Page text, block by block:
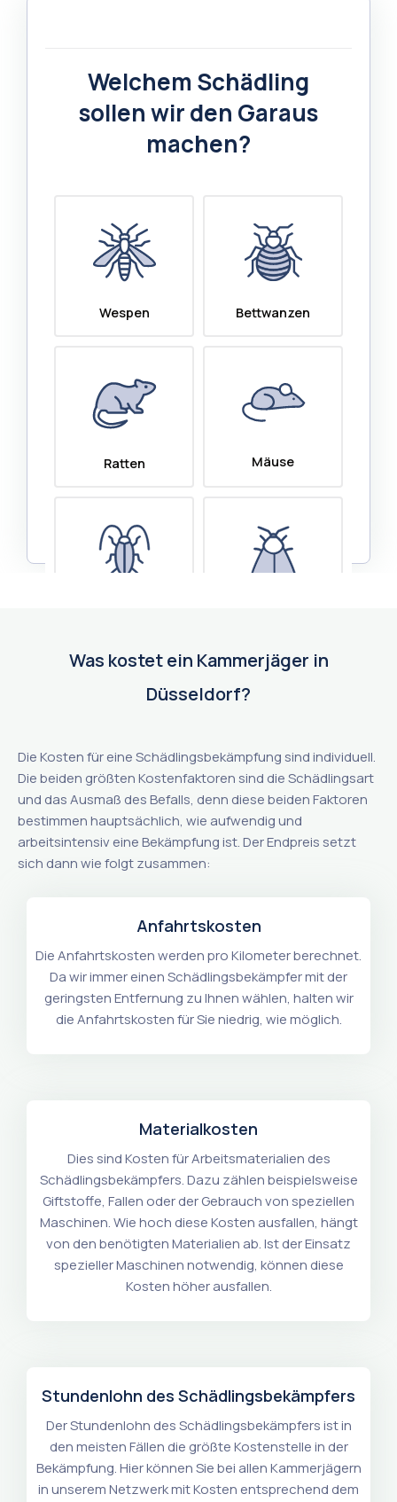
Was kostet ein Kammerjäger in
Düsseldorf?
Die Kosten für eine Schädlingsbekämpfung sind individuell.
Die beiden größten Kostenfaktoren sind die Schädlingsart
und das Ausmaß des Befalls, denn diese beiden Faktoren
bestimmen hauptsächlich, wie aufwendig und
arbeitsintensiv eine Bekämpfung ist. Der Endpreis setzt
sich dann wie folgt zusammen:
Anfahrtskosten
Die Anfahrtskosten werden pro Kilometer berechnet.
Da wir immer einen Schädlingsbekämpfer mit der
geringsten Entfernung zu Ihnen wählen, halten wir
die Anfahrtskosten für Sie niedrig, wie möglich.
Materialkosten
Dies sind Kosten für Arbeitsmaterialien des
Schädlingsbekämpfers. Dazu zählen beispielsweise
Giftstoffe, Fallen oder der Gebrauch von speziellen
Maschinen. Wie hoch diese Kosten ausfallen, hängt
von den benötigten Materialien ab. Ist der Einsatz
spezieller Maschinen notwendig, können diese
Kosten höher ausfallen.
Stundenlohn des Schädlingsbekämpfers
Der Stundenlohn des Schädlingsbekämpfers ist in
den meisten Fällen die größte Kostenstelle in der
Bekämpfung. Hier können Sie bei allen Kammerjägern
in unserem Netzwerk mit Kosten entsprechend dem